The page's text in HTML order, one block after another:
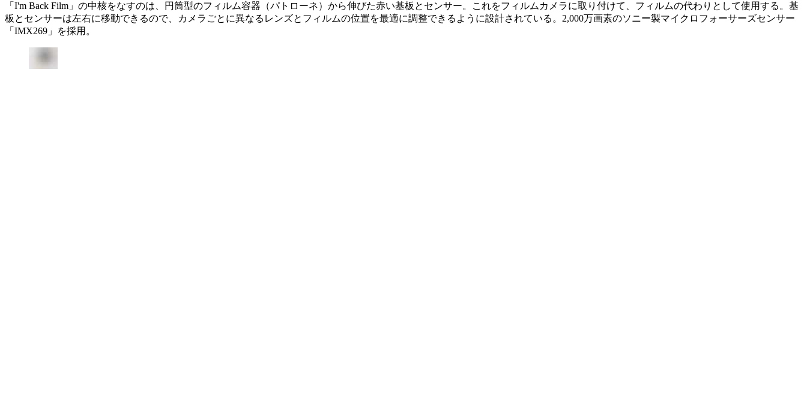
「I'm Back Film」の中核をなすのは、円筒型のフィルム容器（パトローネ）から伸びた赤い基板とセンサー。これをフィルムカメラに取り付けて、フィルムの代わりとして使用する。基
板とセンサーは左右に移動できるので、カメラごとに異なるレンズとフィルムの位置を最適に調整できるように設計されている。2,000万画素のソニー製マイクロフォーサーズセンサー
「IMX269」を採用。